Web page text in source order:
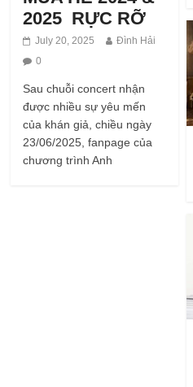
July 20, 2025
Đình Hải
Sau chuỗi concert nhận
của khán giả, chiều ngày
23/06/2025, fanpage của
chương trình Anh